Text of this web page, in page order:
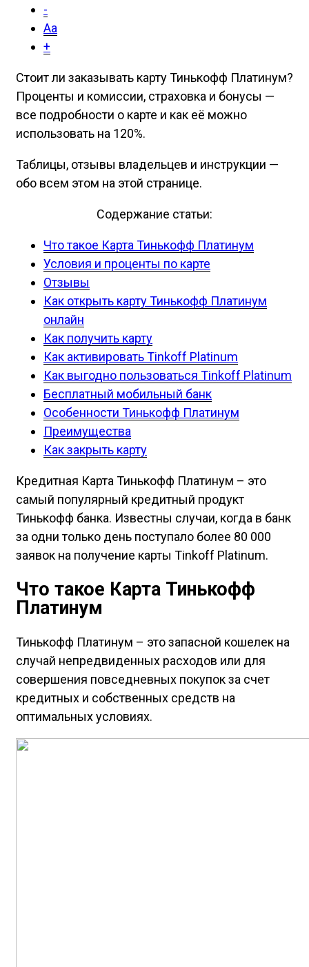
-
Aa
+
Стоит ли заказывать карту Тинькофф Платинум?
Проценты и комиссии, страховка и бонусы —
все подробности о карте и как её можно
использовать на 120%.
Таблицы, отзывы владельцев и инструкции —
обо всем этом на этой странице.
Содержание статьи:
Что такое Карта Тинькофф Платинум
Условия и проценты по карте
Отзывы
Как открыть карту Тинькофф Платинум
онлайн
Как получить карту
Как активировать Tinkoff Platinum
Как выгодно пользоваться Tinkoff Platinum
Бесплатный мобильный банк
Особенности Тинькофф Платинум
Преимущества
Как закрыть карту
Кредитная Карта Тинькофф Платинум – это
самый популярный кредитный продукт
Тинькофф банка. Известны случаи, когда в банк
за одни только день поступало более 80 000
заявок на получение карты Tinkoff Platinum.
Что такое Карта Тинькофф
Платинум
Тинькофф Платинум – это запасной кошелек на
случай непредвиденных расходов или для
совершения повседневных покупок за счет
кредитных и собственных средств на
оптимальных условиях.